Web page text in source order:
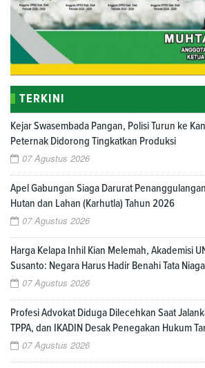
TERKINI
Kejar Swasembada Pangan, Polisi Turun ke
Peternak Didorong Tingkatkan Produksi
07 Agustus 2026
Apel Gabungan Siaga Darurat
Hutan dan Lahan (Karhutla) Tahun 2026
07 Agustus 2026
Harga Kelapa Inhil Kian Melemah, Akademisi
Susanto: Negara Harus Hadir Benahi Tata
07 Agustus 2026
Profesi Advokat Diduga Dilecehkan Saat
TPPA, dan IKADIN Desak Penegakan Hukum
07 Agustus 2026